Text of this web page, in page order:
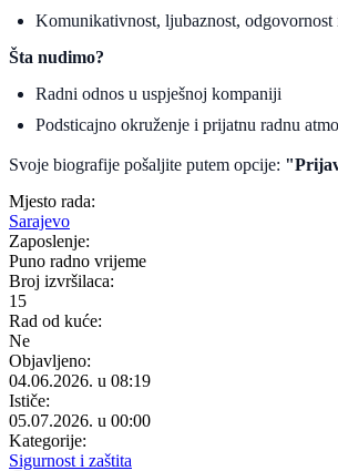
Komunikativnost, ljubaznost, odgovornost
Šta nudimo?
Radni odnos u uspješnoj kompaniji
Podsticajno okruženje i prijatnu radnu
Svoje biografije pošaljite putem opcije:
Mjesto rada:
Sarajevo
Zaposlenje:
Puno radno vrijeme
Broj izvršilaca:
15
Rad od kuće:
Ne
Objavljeno:
04.06.2026. u 08:19
Ističe:
05.07.2026. u 00:00
Kategorije:
Sigurnost i zaštita